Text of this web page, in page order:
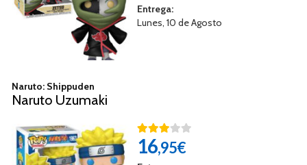
Entrega:
Lunes, 10 de Agosto
Naruto: Shippuden
Naruto Uzumaki
16,95€